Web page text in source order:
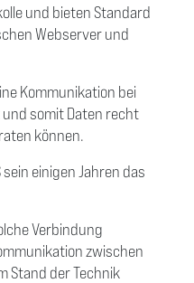
und bieten Standard
Webserver und
Kommunikation bei
somit Daten recht
können.
einigen Jahren das
Verbindung
zwischen
Stand der Technik